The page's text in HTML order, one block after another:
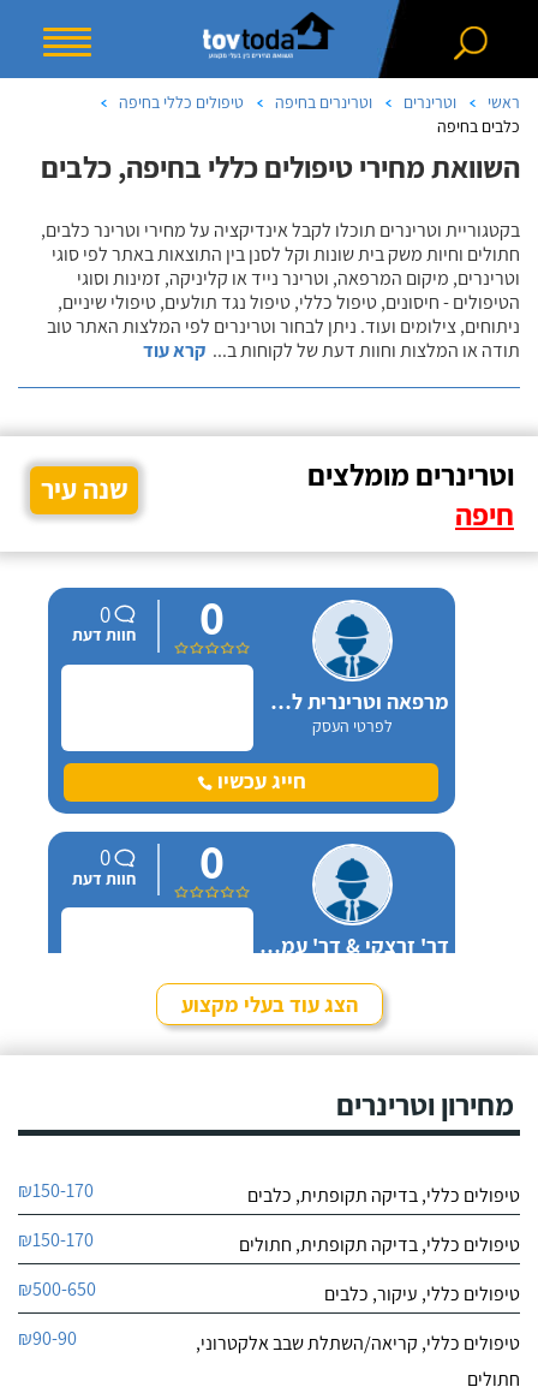
ראשי וטרינרים וטרינרים בחיפה
טיפולים כללי בחיפה
כלבים בחיפה
השוואת מחירי טיפולים כללי בחיפה, כלבים
בקטגוריית וטרינרים תוכלו לקבל אינדיקציה על מחירי וטרינר כלבים,
חתולים וחיות משק בית שונות וקל לסנן בין התוצאות באתר לפי סוגי
וטרינרים, מיקום המרפאה, וטרינר נייד או קליניקה, זמינות וסוגי
הטיפולים - חיסונים, טיפול כללי, טיפול נגד תולעים, טיפולי שיניים,
ניתוחים, צילומים ועוד. ניתן לבחור וטרינרים לפי המלצות האתר טוב
תודה או המלצות וחוות דעת של לקוחות ב... קרא עוד
וטרינרים מומלצים
חיפה
שנה עיר
מרפאה וטרינרית לחיות בית יקנעם
לפרטי העסק
0
0
חוות דעת
חייג עכשיו
דר' זרצקי & דר' עמיאל בע"מ בקריית ביאליק
0
0
חוות דעת
חייג עכשיו
דר זיו דיקמן מרכז וטרינרי קרית ים
לפרטי העסק
חייג עכשיו
0
הצג עוד בעלי מקצוע
מחירון וטרינרים
טיפולים כללי, בדיקה תקופתית, כלבים ₪150-170
טיפולים כללי, בדיקה תקופתית, חתולים ₪150-170
טיפולים כללי, עיקור, כלבים ₪500-650
טיפולים כללי, קריאה/השתלת שבב אלקטרוני,
חתולים
₪90-90